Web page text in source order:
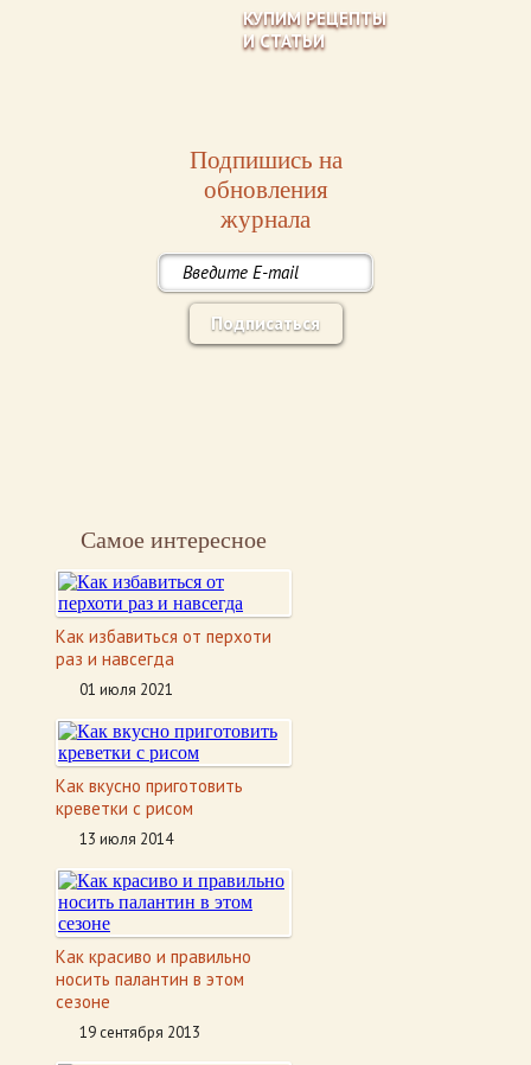
КУПИМ РЕЦЕПТЫ
И СТАТЬИ
Подпишись на
обновления
журнала
Подписаться
Самое интересное
Как избавиться от перхоти
раз и навсегда
01 июля 2021
Как вкусно приготовить
креветки с рисом
13 июля 2014
Как красиво и правильно
носить палантин в этом
сезоне
19 сентября 2013